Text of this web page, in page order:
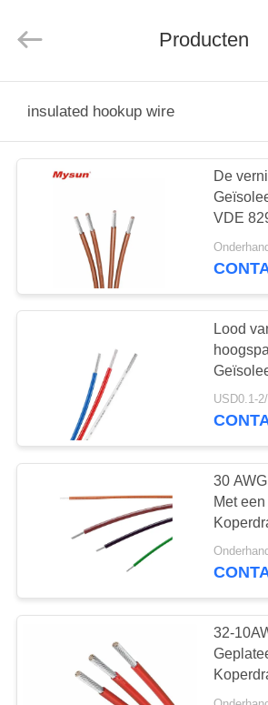
PRODUCTEN
ONGEVEER
FABRIEKSREIS
CONTACTEER
ONS
VERZOEK
OM EEN
CITAAT
SITEMAP
PRIVACY
Co.,
Reserved.
Producten
insulated hookup wire
De
VDE
Koplamp
Lood
UL3239
USD0.1-
30
Met
vertrager
32-10AWG